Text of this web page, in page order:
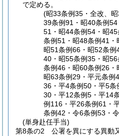
で定める。
(昭33条例35・全改、
39条例91・昭40条例
51・昭44条例54・昭
条例51・昭48条例41・
昭51条例66・昭52条
40・昭55条例35・昭
条例46・昭60条例26・
昭63条例29・平元条例
36・平4条例50・平5条
30・平12条例5・平14
例116・平26条例61・
条例42・令6条例53・
(単身赴任手当)
第8条の2
公署を異にする異動